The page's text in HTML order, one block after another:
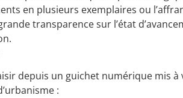
en plusieurs exemplaires ou
transparence sur l’état
depuis un guichet numérique mis
: